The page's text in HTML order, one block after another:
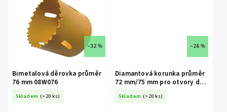
–32 %
Bimetalová děrovka průměr
76 mm 08W076
Skladem (>20 ks)
–26 %
Diamantová korunka průměr
72 mm/75 mm pro otvory do
H1239
Skladem (>20 ks)